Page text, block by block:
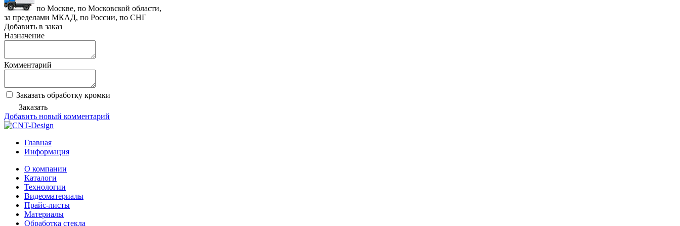
по Москве, по Московской области,
за пределами МКАД, по России, по СНГ
Добавить в заказ
Назначение
Комментарий
Заказать обработку кромки
Заказать
Добавить новый комментарий
Главная
Информация
О компании
Каталоги
Технологии
Видеоматериалы
Прайс-листы
Материалы
Обработка стекла